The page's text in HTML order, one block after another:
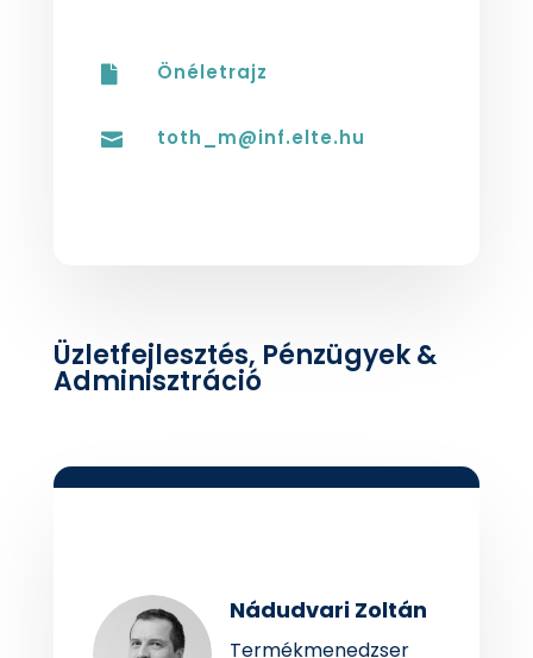
 Önéletrajz
 toth_m@inf.elte.hu
Üzletfejlesztés, Pénzügyek &
Adminisztráció
Nádudvari Zoltán
Termékmenedzser